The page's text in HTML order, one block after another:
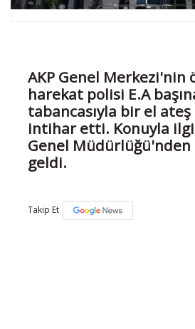
AKP Genel Merkezi'nin
harekat polisi E.A
tabancasıyla bir el
intihar etti. Konuyla
Genel Müdürlüğü'nden
geldi.
Takip Et